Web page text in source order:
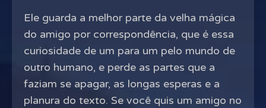
Ele guarda a melhor parte da velha mágica
do amigo por correspondência, que é essa
curiosidade de um para um pelo mundo de
outro humano, e perde as partes que a
faziam se apagar, as longas esperas e a
planura do texto. Se você quis um amigo no